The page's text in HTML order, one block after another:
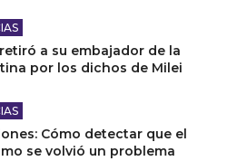
a su embajador de la
por los dichos de Milei
Cómo detectar que el
se volvió un problema